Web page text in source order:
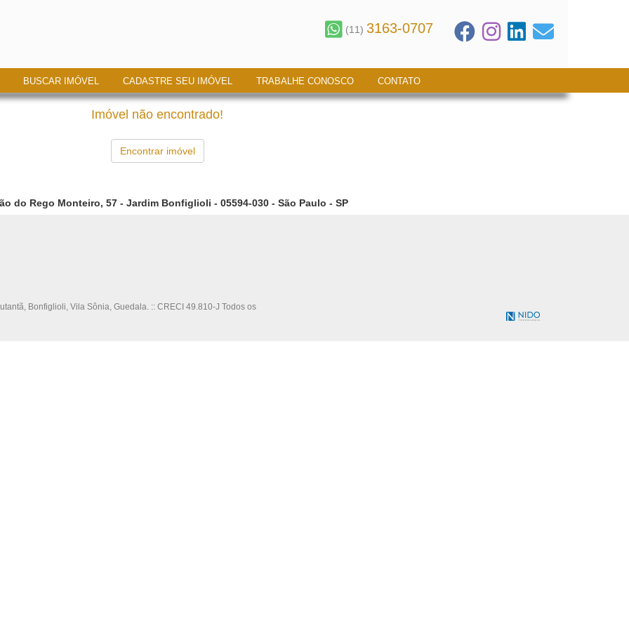
(11) 3163-0707
BUSCAR IMÓVEL CADASTRE SEU IMÓVEL TRABALHE CONOSCO CONTATO
Imóvel não encontrado!
Encontrar imóvel
do Rego Monteiro, 57 - Jardim Bonfiglioli - 05594-030 - São Paulo - SP
Bonfiglioli, Vila Sônia, Guedala. :: CRECI 49.810-J Todos os